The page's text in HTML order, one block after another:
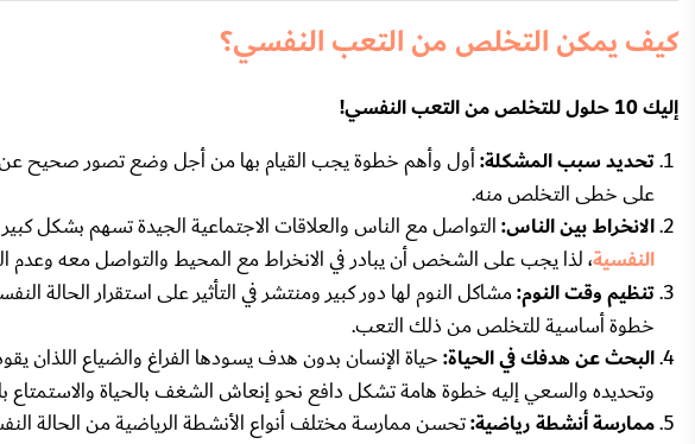
كيف يمكن التخلص من التعب النفسي؟
إليك 10 حلول للتخلص من التعب النفسي!
تحديد سبب المشكلة:أول وأهم خطوة يجب القيام بها من أجل وضع تصور صحيح
على خطى التخلص منه.
الانخراط بين الناس:التواصل مع الناس والعلاقات الاجتماعية الجيدة تسهم بشكل
النفسية، لذا يجب على الشخص أن يبادر في الانخراط مع المحيط والتواصل معه وعدم
تنظيم وقت النوم:مشاكل النوم لها دور كبير ومنتشر في التأثير على استقرار الحالة
خطوة أساسية للتخلص من ذلك التعب.
البحث عن هدفك في الحياة:حياة الإنسان بدون هدف يسودها الفراغ والضياع اللذان
وتحديده والسعي إليه خطوة هامة تشكل دافع نحو إنعاش الشغف بالحياة والاستمتاع
ممارسة أنشطة رياضية:تحسن ممارسة مختلف أنواع الأنشطة الرياضية من الحالة